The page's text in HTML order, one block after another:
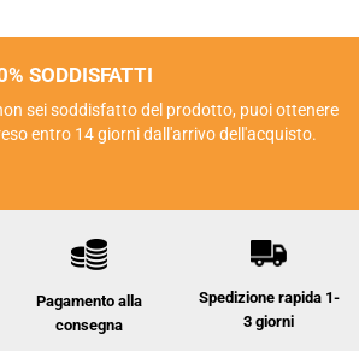
SODDISFATTI
sei soddisfatto del prodotto, puoi ottenere
entro 14 giorni dall'arrivo dell'acquisto.
Pagamento alla
consegna
Spedizione rapida 1-
3 giorni